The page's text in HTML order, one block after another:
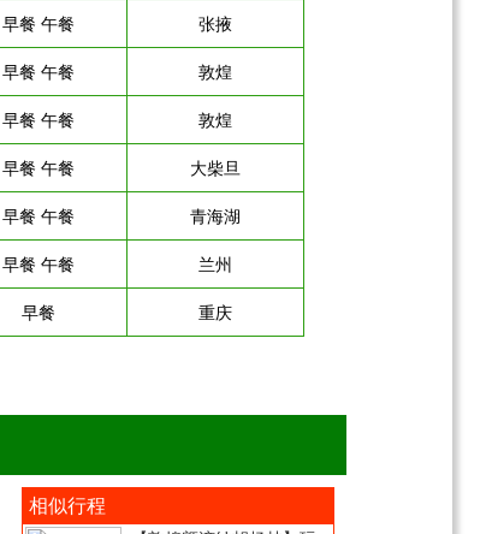
早餐 午餐 张掖
早餐 午餐 敦煌
早餐 午餐 敦煌
早餐 午餐 大柴旦
早餐 午餐 青海湖
早餐 午餐 兰州
早餐 重庆
相似行程